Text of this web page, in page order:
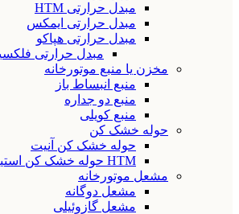
مبدل حرارتی HTM
مبدل حرارتی ایمکس
مبدل حرارتی هپاکو
مبدل حرارتی
مخزن یا منبع موتورخانه
منبع انبساط باز
منبع دو جداره
منبع کویلی
حوله خشک کن
حوله خشک کن آنیت
HTM حوله خشک کن استیل
مشعل موتورخانه
مشعل دوگانه
مشعل گازوئیلی